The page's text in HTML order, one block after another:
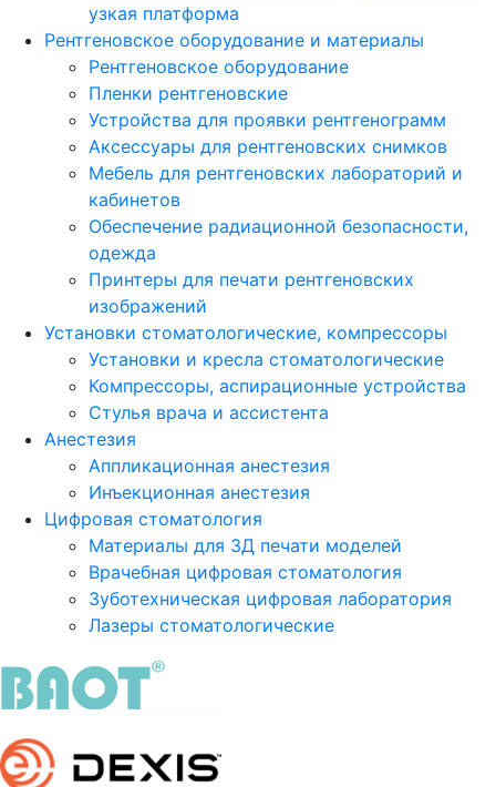
узкая платформа
Рентгеновское оборудование и материалы
Рентгеновское оборудование
Пленки рентгеновские
Устройства для проявки рентгенограмм
Аксессуары для рентгеновских снимков
Мебель для рентгеновских лабораторий и
кабинетов
Обеспечение радиационной безопасности,
одежда
Принтеры для печати рентгеновских
изображений
Установки стоматологические, компрессоры
Установки и кресла стоматологические
Компрессоры, аспирационные устройства
Стулья врача и ассистента
Анестезия
Аппликационная анестезия
Инъекционная анестезия
Цифровая стоматология
Материалы для 3Д печати моделей
Врачебная цифровая стоматология
Зуботехническая цифровая лаборатория
Лазеры стоматологические